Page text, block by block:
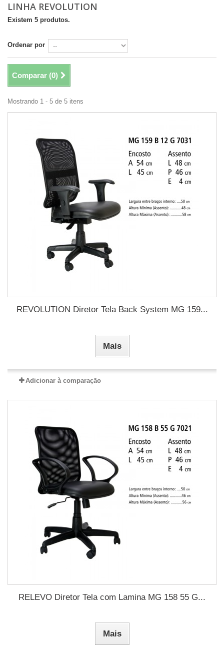
LINHA REVOLUTION
Existem 5 produtos.
Ordenar por
Comparar (0)
Mostrando 1 - 5 de 5 itens
REVOLUTION Diretor Tela Back System MG 159...
Mais
Adicionar à comparação
RELEVO Diretor Tela com Lamina MG 158 55 G...
Mais